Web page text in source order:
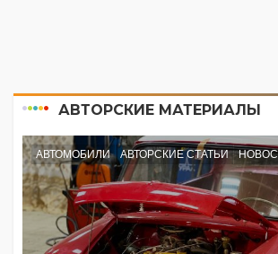
АВТОРСКИЕ МАТЕРИАЛЫ
АВТОМОБИЛИ АВТОРСКИЕ СТАТЬИ